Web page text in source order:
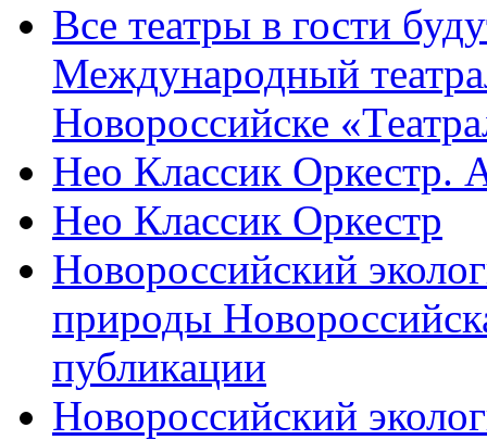
Все театры в гости
Международный
Новороссийске
Нео Классик Оркестр.
Нео Классик Оркестр
Новороссийский
природы
публикации
Новороссийский